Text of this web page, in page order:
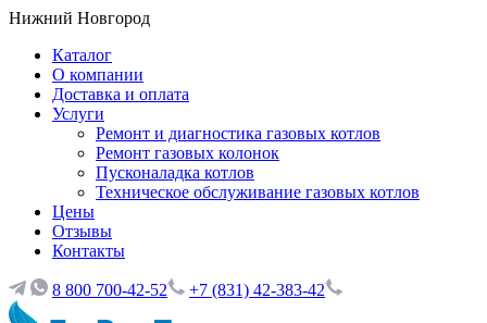
Нижний Новгород
Каталог
О компании
Доставка и оплата
Услуги
Ремонт и диагностика газовых котлов
Ремонт газовых колонок
Пусконаладка котлов
Техническое обслуживание газовых котлов
Цены
Отзывы
Контакты
8 800 700-42-52 +7 (831) 42-383-42